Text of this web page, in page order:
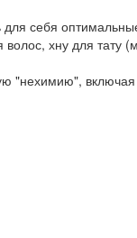
себя
хну для тату
"нехимию",